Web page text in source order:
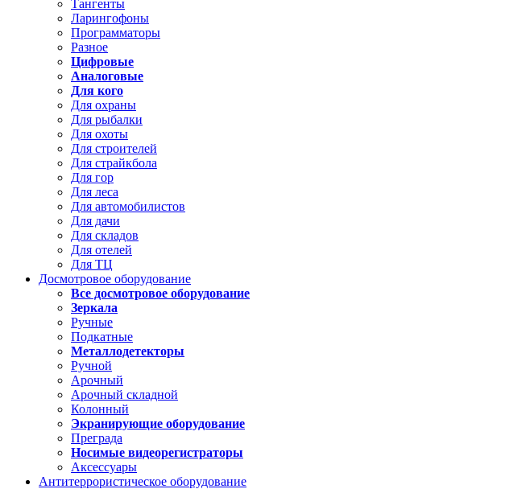
Тангенты
Ларингофоны
Программаторы
Разное
Цифровые
Аналоговые
Для кого
Для охраны
Для рыбалки
Для охоты
Для строителей
Для страйкбола
Для гор
Для леса
Для автомобилистов
Для дачи
Для складов
Для отелей
Для ТЦ
Досмотровое оборудование
Все досмотровое оборудование
Зеркала
Ручные
Подкатные
Металлодетекторы
Ручной
Арочный
Арочный складной
Колонный
Экранирующие оборудование
Преграда
Носимые видеорегистраторы
Аксессуары
Антитеррористическое оборудование